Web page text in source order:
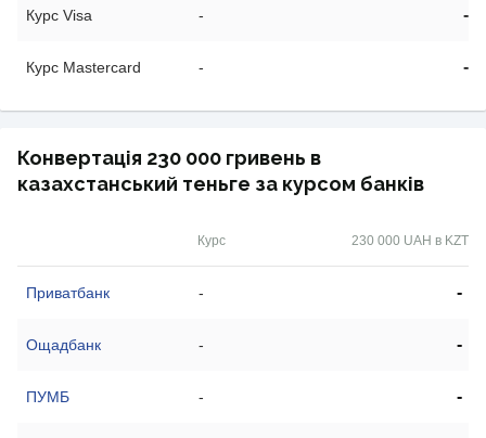
Курс Visa - -
Курс Mastercard - -
Конвертація 230 000 гривень в
казахстанський теньге за курсом банків
Курс 230 000 UAH в KZT
Приватбанк - -
Ощадбанк - -
ПУМБ - -